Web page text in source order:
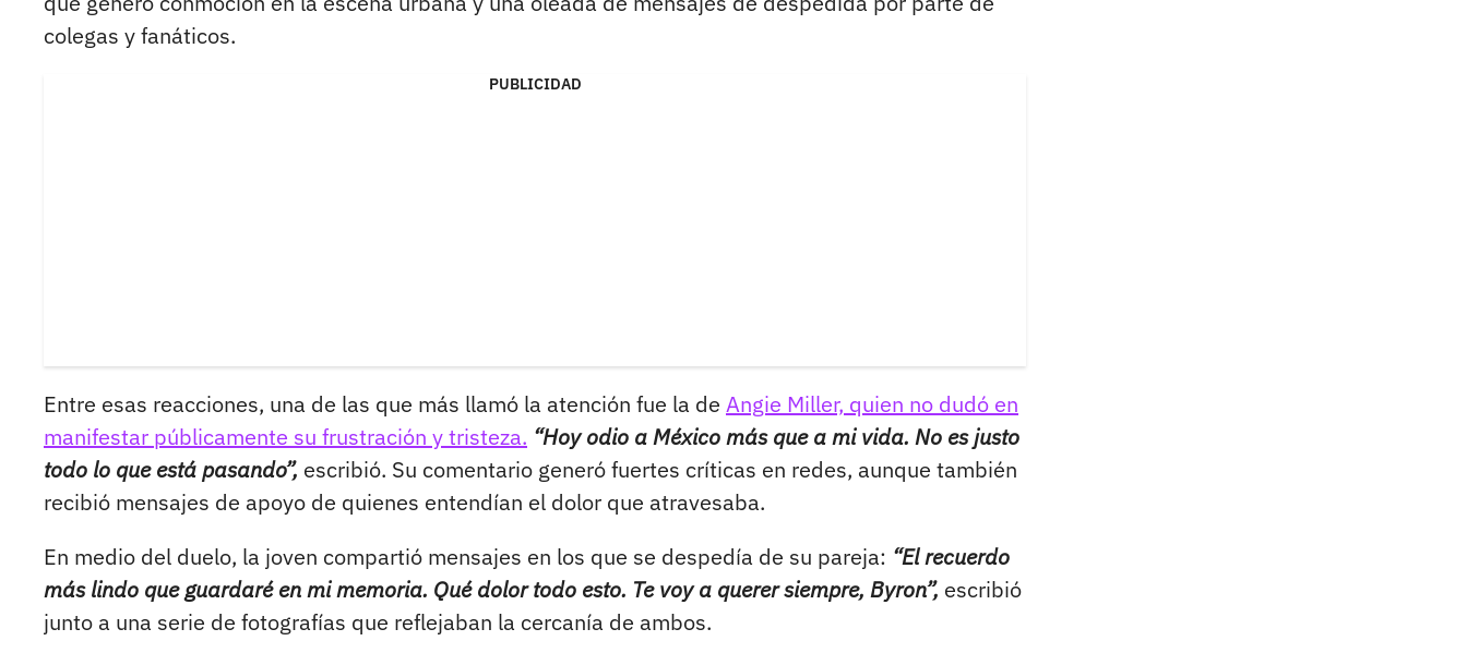
colegas y fanáticos.
PUBLICIDAD
Entre esas reacciones, una de las que más llamó la atención fue la de Angie Miller, quien no dudó en
manifestar públicamente su frustración y tristeza. “Hoy odio a México más que a mi vida. No es justo
todo lo que está pasando”, escribió. Su comentario generó fuertes críticas en redes, aunque también
recibió mensajes de apoyo de quienes entendían el dolor que atravesaba.
En medio del duelo, la joven compartió mensajes en los que se despedía de su pareja: “El recuerdo
más lindo que guardaré en mi memoria. Qué dolor todo esto. Te voy a querer siempre, Byron”, escribió
junto a una serie de fotografías que reflejaban la cercanía de ambos.